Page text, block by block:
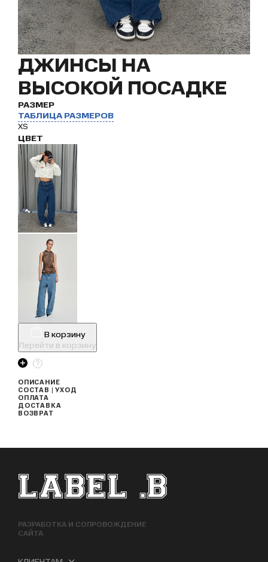
ДЖИНСЫ НА
ВЫСОКОЙ ПОСАДКЕ
РАЗМЕР
ТАБЛИЦА РАЗМЕРОВ
XS
ЦВЕТ
В корзину
Перейти в корзину
ОПИСАНИЕ
СОСТАВ | УХОД
ОПЛАТА
ДОСТАВКА
ВОЗВРАТ
ФУТЕР САЙТА
РАЗРАБОТКА И СОПРОВОЖДЕНИЕ
САЙТА